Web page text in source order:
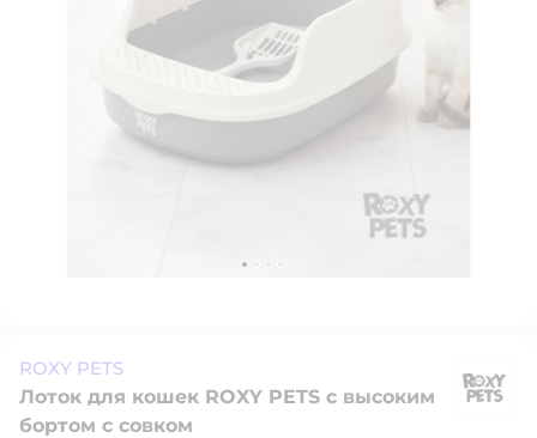
ROXY PETS
Лоток для кошек ROXY PETS с высоким
бортом с совком